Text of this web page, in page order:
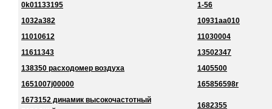
0k01133195
1-56
1032a382
10931aa010
11010612
11030004
11611343
13502347
138350 расходомер воздуха
1405500
1651007j00000
165856598r
1673152 динамик высокочастотный
1682355